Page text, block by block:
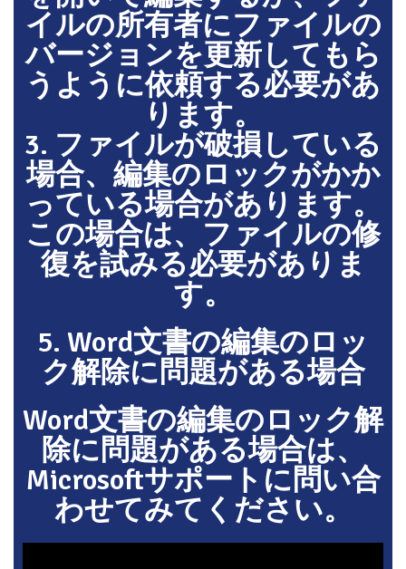
イルの所有者にファイルの
バージョンを更新してもら
うように依頼する必要があ
ります。
3. ファイルが破損している
場合、編集のロックがかか
っている場合があります。
この場合は、ファイルの修
復を試みる必要がありま
す。
5. Word文書の編集のロッ
ク解除に問題がある場合
Word文書の編集のロック解
除に問題がある場合は、
Microsoftサポートに問い合
わせてみてください。